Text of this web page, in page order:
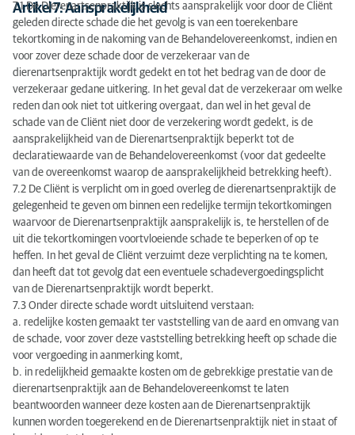
Artikel 7: Aansprakelijkheid
7.1 De Dierenartsenpraktijk is slechts aansprakelijk voor door de Cliënt
geleden directe schade die het gevolg is van een toerekenbare
tekortkoming in de nakoming van de Behandelovereenkomst, indien en
voor zover deze schade door de verzekeraar van de
dierenartsenpraktijk wordt gedekt en tot het bedrag van de door de
verzekeraar gedane uitkering. In het geval dat de verzekeraar om welke
reden dan ook niet tot uitkering overgaat, dan wel in het geval de
schade van de Cliënt niet door de verzekering wordt gedekt, is de
aansprakelijkheid van de Dierenartsenpraktijk beperkt tot de
declaratiewaarde van de Behandelovereenkomst (voor dat gedeelte
van de overeenkomst waarop de aansprakelijkheid betrekking heeft).
7.2 De Cliënt is verplicht om in goed overleg de dierenartsenpraktijk de
gelegenheid te geven om binnen een redelijke termijn tekortkomingen
waarvoor de Dierenartsenpraktijk aansprakelijk is, te herstellen of de
uit die tekortkomingen voortvloeiende schade te beperken of op te
heffen. In het geval de Cliënt verzuimt deze verplichting na te komen,
dan heeft dat tot gevolg dat een eventuele schadevergoedingsplicht
van de Dierenartsenpraktijk wordt beperkt.
7.3 Onder directe schade wordt uitsluitend verstaan:
a. redelijke kosten gemaakt ter vaststelling van de aard en omvang van
de schade, voor zover deze vaststelling betrekking heeft op schade die
voor vergoeding in aanmerking komt,
b. in redelijkheid gemaakte kosten om de gebrekkige prestatie van de
dierenartsenpraktijk aan de Behandelovereenkomst te laten
beantwoorden wanneer deze kosten aan de Dierenartsenpraktijk
kunnen worden toegerekend en de Dierenartsenpraktijk niet in staat of